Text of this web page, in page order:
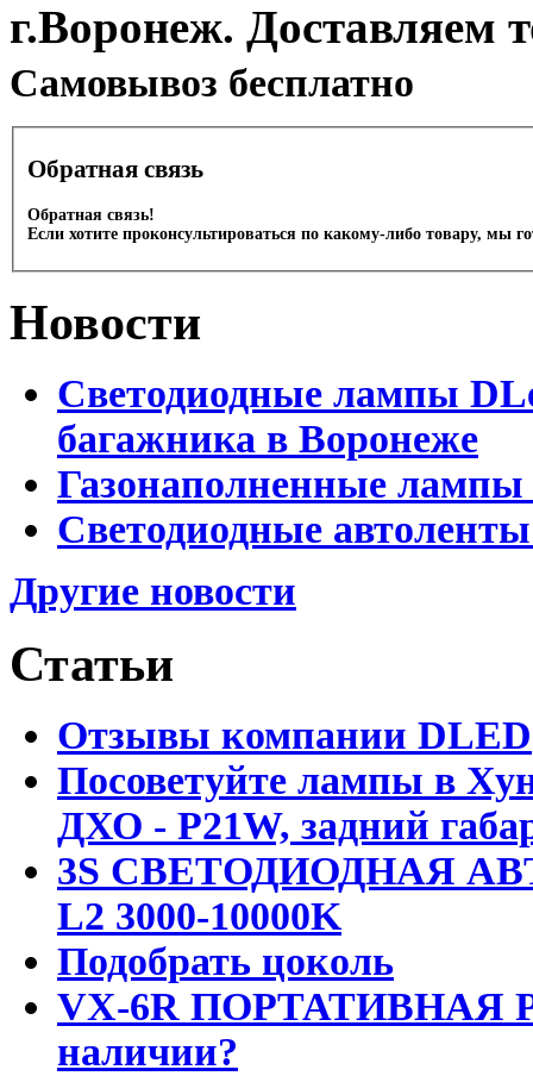
г.Воронеж. Доставляем
Cамовывоз бесплатно
Обратная связь
Обратная связь!
Если хотите проконсультироваться по какому-либо товару, мы
Новости
Светодиодные лампы
багажника в Воронеже
Газонаполненные
Светодиодные
Другие новости
Статьи
Отзывы компании DLED
Посоветуйте лампы в
ДХО - P21W, задний
3S СВЕТОДИОДНАЯ
L2 3000-10000K
Подобрать цоколь
VX-6R ПОРТАТИВНАЯ
наличии?